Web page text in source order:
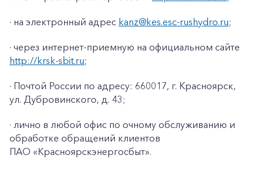
· на электронный адрес kanz@kes.esc-rushydro.ru;
· через интернет-приемную на официальном сайте
http://krsk-sbit.ru;
· Почтой России по адресу: 660017, г. Красноярск,
ул. Дубровинского, д. 43;
· лично в любой офис по очному обслуживанию и
обработке обращений клиентов
ПАО «Красноярскэнергосбыт».